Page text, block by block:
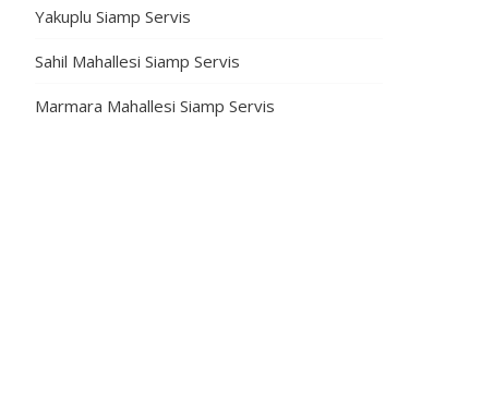
Yakuplu Siamp Servis
Sahil Mahallesi Siamp Servis
Marmara Mahallesi Siamp Servis